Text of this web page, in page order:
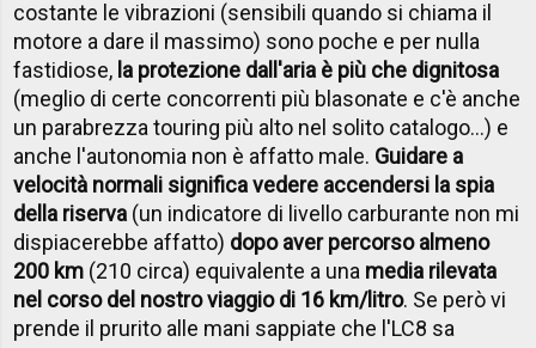
costante le vibrazioni (sensibili quando si chiama il
motore a dare il massimo) sono poche e per nulla
fastidiose, la protezione dall'aria è più che dignitosa
(meglio di certe concorrenti più blasonate e c'è anche
un parabrezza touring più alto nel solito catalogo…) e
anche l'autonomia non è affatto male. Guidare a
velocità normali significa vedere accendersi la spia
della riserva (un indicatore di livello carburante non mi
dispiacerebbe affatto) dopo aver percorso almeno
200 km (210 circa) equivalente a una media rilevata
nel corso del nostro viaggio di 16 km/litro. Se però vi
prende il prurito alle mani sappiate che l'LC8 sa